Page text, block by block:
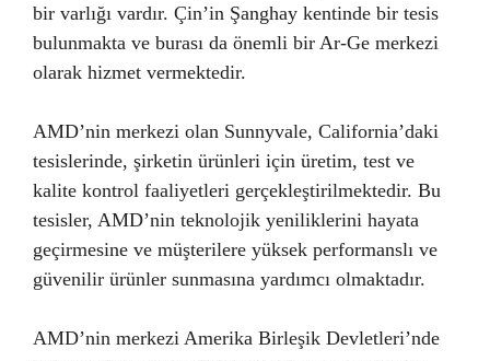
bir varlığı vardır. Çin’in Şanghay kentinde bir tesis
bulunmakta ve burası da önemli bir Ar-Ge merkezi
olarak hizmet vermektedir.
AMD’nin merkezi olan Sunnyvale, California’daki
tesislerinde, şirketin ürünleri için üretim, test ve
kalite kontrol faaliyetleri gerçekleştirilmektedir. Bu
tesisler, AMD’nin teknolojik yeniliklerini hayata
geçirmesine ve müşterilere yüksek performanslı ve
güvenilir ürünler sunmasına yardımcı olmaktadır.
AMD’nin merkezi Amerika Birleşik Devletleri’nde